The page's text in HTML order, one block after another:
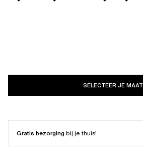
SELECTEER JE MAAT
Gratis bezorgingbij je thuis!